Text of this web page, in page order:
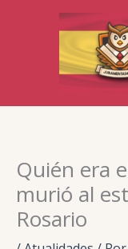
Quién era
murió al
Rosario